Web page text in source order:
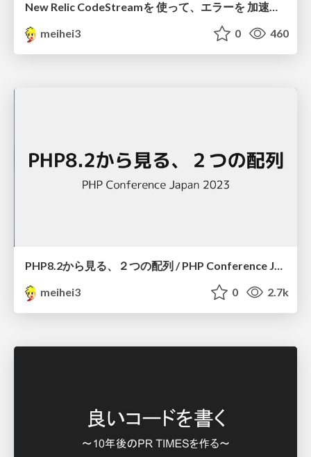
meihei3
0 460
PHP8.2から見る、２つの配列 / PHP Conference Japan 2023
meihei3
0 2.7k